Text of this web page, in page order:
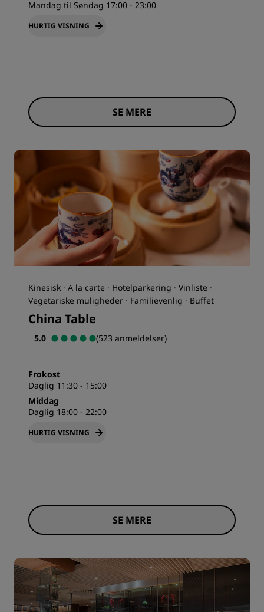
Mandag til Søndag 17:00 - 23:00
HURTIG VISNING
SE MERE
Kinesisk · A la carte · Hotelparkering · Vinliste ·
Vegetariske muligheder · Familievenlig · Buffet
China Table
5.0 (523 anmeldelser)
Frokost
Daglig 11:30 - 15:00
Middag
Daglig 18:00 - 22:00
HURTIG VISNING
SE MERE